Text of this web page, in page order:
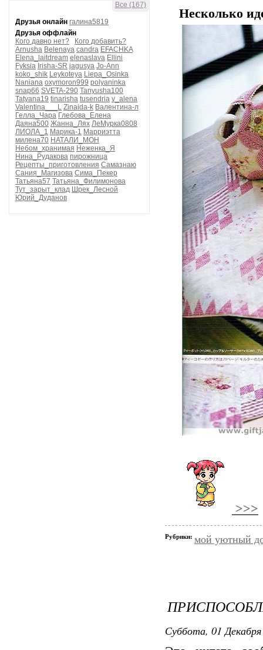
Все (167)
Друзья онлайн галина5819
Друзья оффлайн
Кого давно нет?
Кого добавить?
Arnusha Belenaya candra EFACHKA
Elena_laitdream elenaslava Ellini
Fyksia Irisha-SR jagusya Jo-Ann
koko_shik Leykoteya Liepa_Osinka
Naniana oxymoron999 polyaninka
snap66 SVETA-290 Tanyusha100
Tatyana19 tinarisha tusendria v_alena
Valentina___L Zinaida-k Валентина-л
Гелла_Чара Глебова_Елена
Даяна500 Жанна_Лях ЛеМурка0808
ЛИОЛА_1 Марика-1 Марриэтта
милена70 НАТАЛИ_МОН
Небом_хранимая Неженка_Я
Нина_Рудакова пирожница
Рецепты_приготовления Самазнаю
Сания_Магизова Сима_Пекер
Татьяна57 Татьяна_Филимонова
Тут_зарыт_клад Шрек_Лесной
Юрий_Дуданов
Несколько
>>>
Рубрики: мой уютный
Суббота, 01